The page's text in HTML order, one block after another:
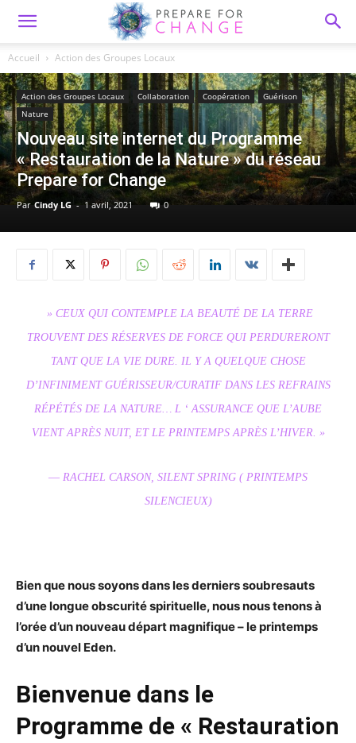
Accueil Action des Groupes Locaux
Action des Groupes Locaux Collaboration Coopération
Guérison
Nature
Nouveau site internet du Programme
« Restauration de la Nature » du réseau
Prepare for Change
Par Cindy LG - 1 avril, 2021 0
» CEUX QUI CONTEMPLE LA BEAUTÉ DE LA TERRE
TROUVENT DES RÉSERVES DE FORCE QUI PERDURERONT
TANT QUE LA VIE DURE. IL Y A QUELQUE CHOSE
D’INFINIMENT GUÉRISSEUR/CURATIF DANS LES REFRAINS
RÉPÉTÉS DE LA NATURE… L ‘ ASSURANCE QUE L’AUBE
VIENT APRÈS NUIT, ET LE PRINTEMPS APRÈS L’HIVER. »
― RACHEL CARSON, SILENT SPRING ( PRINTEMPS
SILENCIEUX)
Bien que nous soyons dans les derniers soubresauts
d’une longue obscurité spirituelle, nous nous tenons à
l’orée d’un nouveau départ magnifique – le printemps
d’un nouvel Eden.
Bienvenue dans le
Programme de « Restauration